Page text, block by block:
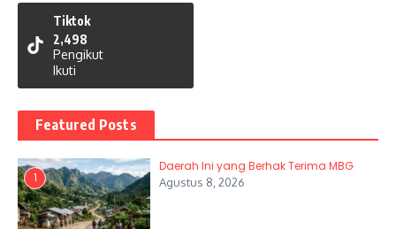
Tiktok
2,498
Pengikut
Ikuti
Featured Posts
1
Daerah Ini yang Berhak Terima MBG
Agustus 8, 2026